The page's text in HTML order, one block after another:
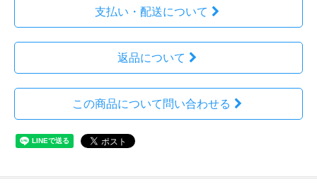
支払い・配送について
返品について
この商品について問い合わせる